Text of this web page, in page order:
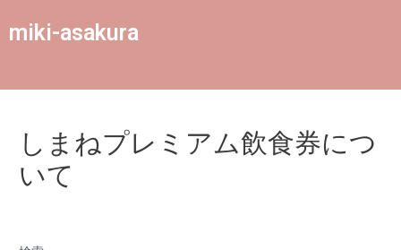
miki-asakura
しまねプレミアム飲食券につ
いて